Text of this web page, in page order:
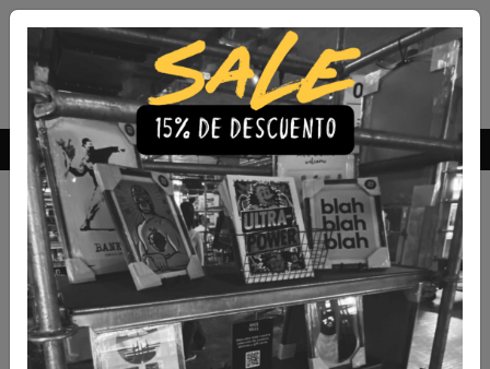
Envío Gratis a todo Chile comprando 3 o más productos